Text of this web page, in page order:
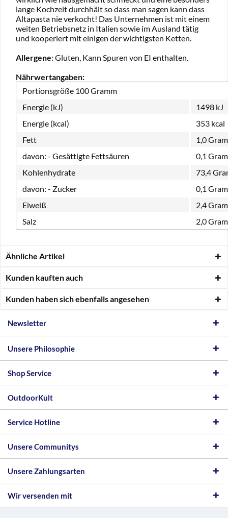
lange Kochzeit durchhält so dass man sagen kann dass
Altapasta nie verkocht! Das Unternehmen ist mit einem
weiten Betriebsnetz in Italien sowie im Ausland tätig
und kooperiert mit einigen der wichtigsten Ketten.
Allergene: Gluten, Kann Spuren von EI enthalten.
Nährwertangaben:
Portionsgröße 100 Gramm
Energie (kJ)
1498 kJ
Energie (kcal)
353 kcal
Fett
1,0
davon: - Gesättigte Fettsäuren
0,1
Kohlenhydrate
73,4
davon: - Zucker
0,1
Eiweiß
2,4
Salz
2,0
Ähnliche Artikel
Kunden kauften auch
Kunden haben sich ebenfalls angesehen
Newsletter
Unsere Philosophie
Shop Service
OutdoorKult
Service Hotline
Unsere Communitys
Unsere Zahlungsarten
Wir versenden mit